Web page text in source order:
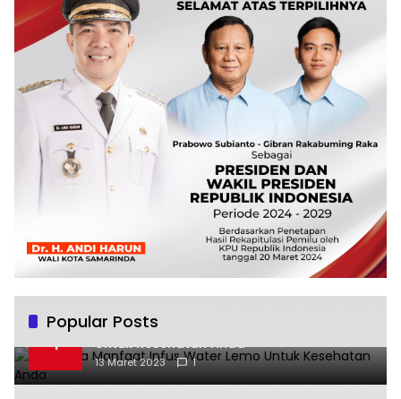
Popular Posts
1
Beberapa Manfaat Infus Water Lemo
Untuk Kesehatan Anda
13 Maret 2023 1